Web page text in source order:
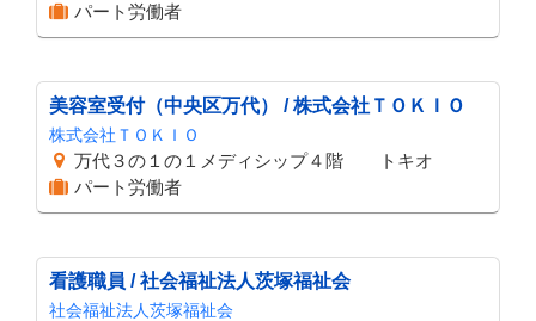
パート労働者
美容室受付（中央区万代） / 株式会社ＴＯＫＩＯ
株式会社ＴＯＫＩＯ
万代３の１の１メディシップ４階 トキオ
パート労働者
看護職員 / 社会福祉法人茨塚福祉会
社会福祉法人茨塚福祉会